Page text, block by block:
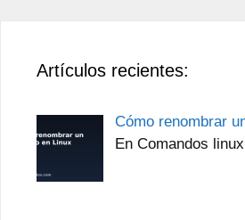
Artículos recientes:
Cómo renombrar
En Comandos linux